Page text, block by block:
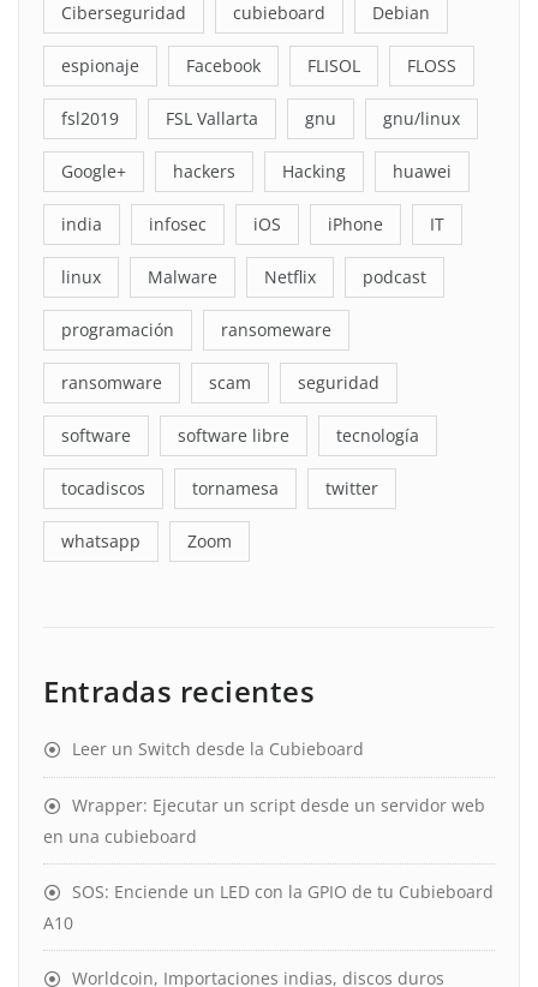
Ciberseguridad cubieboard Debian
espionaje Facebook FLISOL FLOSS
fsl2019 FSL Vallarta gnu gnu/linux
Google+ hackers Hacking huawei
india infosec iOS iPhone IT
linux Malware Netflix podcast
programación ransomeware
ransomware scam seguridad
software software libre tecnología
tocadiscos tornamesa twitter
whatsapp Zoom
Entradas recientes
Leer un Switch desde la Cubieboard
Wrapper: Ejecutar un script desde un servidor web
en una cubieboard
SOS: Enciende un LED con la GPIO de tu Cubieboard
A10
Worldcoin, Importaciones indias, discos duros